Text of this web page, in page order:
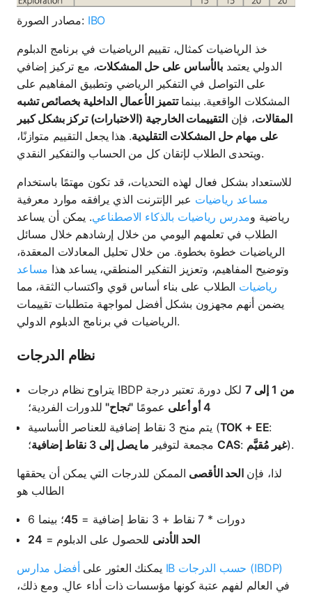
مصادر الصورة: IBO
خذ الرياضيات كمثال، تقييم الرياضيات في برنامج الدبلوم
الدولي يعتمدبالأساس على حل المشكلات، مع تركيز إضافي
على التواصل في التفكير الرياضي وتطبيق المفاهيم على
المشكلات الواقعية. بينماتتميز الأعمال الداخلية بخصائص تشبه
المقالات، فإنالتقييمات الخارجية (الاختبارات) تركز بشكل كبير
على مهام حل المشكلات التقليدية. هذا يجعل التقييم متوازنًا،
ويتحدى الطلاب لإتقان كل من الحساب والتفكير النقدي.
للاستعداد بشكل فعال لهذه التحديات، قد تكون مهتمًا باستخدام
مساعد رياضيات عبر الإنترنت الذي يرافقه موارد معرفية
رياضية ومدرس رياضيات بالذكاء الاصطناعي. يمكن أن يساعد
الطلاب في تعلمهم اليومي من خلال إرشادهم خلال مسائل
الرياضيات خطوة بخطوة. من خلال تحليل المعادلات المعقدة،
وتوضيح المفاهيم، وتعزيز التفكير المنطقي، يساعد هذا مساعد
رياضيات الطلاب على بناء أساس قوي واكتساب الثقة، مما
يضمن أنهم مجهزون بشكل أفضل لمواجهة متطلبات تقييمات
الرياضيات في برنامج الدبلوم الدولي.
نظام الدرجات
يتراوح نظام درجات IBDP من 1 إلى 7
لكل دورة. تعتبر درجة
4 أو أعلى
عمومًا "نجاح" للدورات الفردية؛
يتم منح 3 نقاط إضافية للعناصر الأساسية (TOK + EE:
مجمعة لتوفير ما يصل إلى 3 نقاط إضافية CAS: غير مُقيَّم).
لذا، فإنالحد الأقصى الممكن للدرجات التي يمكن أن يحققها
الطالب هو
6 دورات * 7 نقاط + 3 نقاط إضافية = 45؛ بينما
الحد الأدنى للحصول على الدبلوم = 24
يمكنك العثور على
أفضل مدارس IB حسب الدرجات (IBDP)
في العالم لفهم عتبة كونها مؤسسات ذات أداء عالٍ. ومع ذلك،